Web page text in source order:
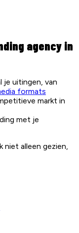
agency in
je uitingen, van
formats
markt in
met je
niet alleen gezien,